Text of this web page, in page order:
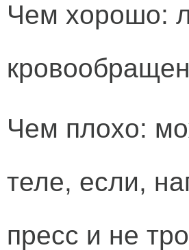
Чем хорошо:
Чем плохо:
теле, если,
пресс и не